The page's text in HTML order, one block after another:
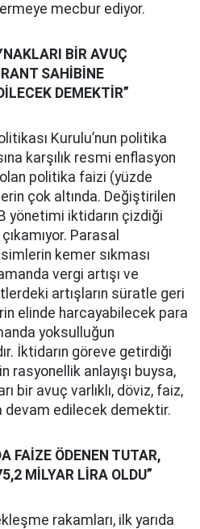
mecbur ediyor.
BİR AVUÇ
SAHİBİNE
DEMEKTİR”
Kurulu’nun politika
karşılık resmi enflasyon
politika faizi (yüzde
çok altında. Değiştirilen
yönetimi iktidarın çizdiği
Parasal
kemer sıkması
vergi artışı ve
artışların süratle geri
elinde harcayabilecek para
yoksulluğun
İktidarın göreve getirdiği
rasyonellik anlayışı buysa,
bir avuç varlıklı, döviz, faiz,
devam edilecek demektir.
FAİZE ÖDENEN TUTAR,
MİLYAR LİRA OLDU”
rakamları, ilk yarıda